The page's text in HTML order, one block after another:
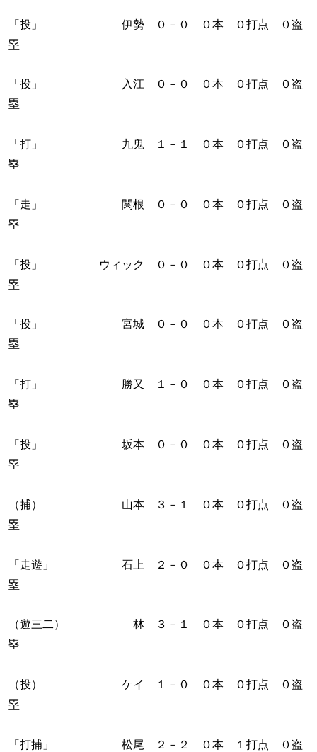
「投」 伊勢 ０－０ ０本 ０打点 ０盗
塁
「投」 入江 ０－０ ０本 ０打点 ０盗
塁
「打」 九鬼 １－１ ０本 ０打点 ０盗
塁
「走」 関根 ０－０ ０本 ０打点 ０盗
塁
「投」 ウィック ０－０ ０本 ０打点 ０盗
塁
「投」 宮城 ０－０ ０本 ０打点 ０盗
塁
「打」 勝又 １－０ ０本 ０打点 ０盗
塁
「投」 坂本 ０－０ ０本 ０打点 ０盗
塁
（捕） 山本 ３－１ ０本 ０打点 ０盗
塁
「走遊」 石上 ２－０ ０本 ０打点 ０盗
塁
（遊三二） 林 ３－１ ０本 ０打点 ０盗
塁
（投） ケイ １－０ ０本 ０打点 ０盗
塁
「打捕」 松尾 ２－２ ０本 １打点 ０盗